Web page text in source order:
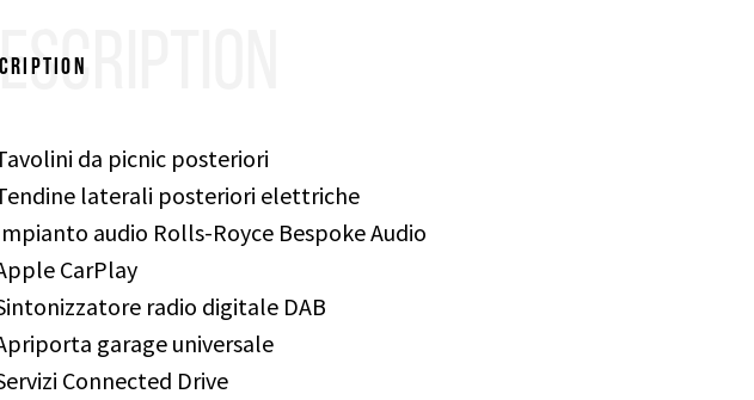
da picnic posteriori
laterali posteriori elettriche
audio Rolls-Royce Bespoke Audio
CarPlay
radio digitale DAB
garage universale
Connected Drive